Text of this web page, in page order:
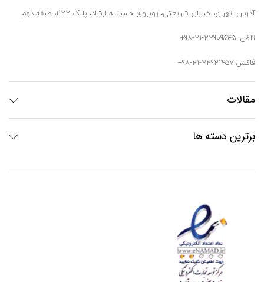
آدرس :تهران، خیابان شریعتی، روبروی حسینیه ارشاد، پلاک ۱۱۲۲، طبقه دوم
تلفن: 22909545-21-98+
فاکس:22921457-21-98+
مقالات
برترین دسته ها